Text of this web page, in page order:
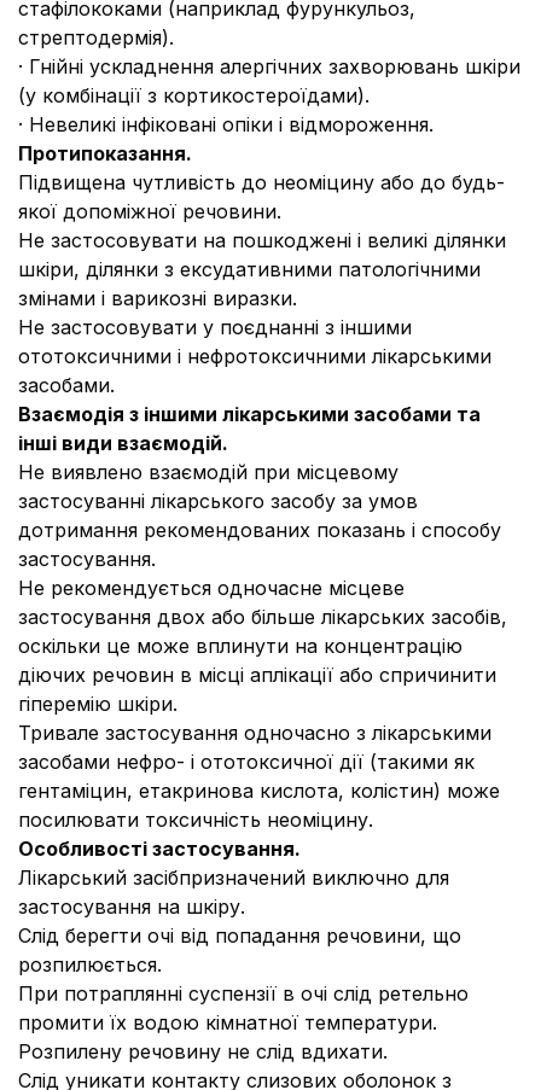
стафілококами (наприклад фурункульоз,
стрептодермія).
· Гнійні ускладнення алергічних захворювань шкіри
(у комбінації з кортикостероїдами).
· Невеликі інфіковані опіки і відмороження.
Протипоказання.
Підвищена чутливість до неоміцину або до будь-
якої допоміжної речовини.
Не застосовувати на пошкоджені і великі ділянки
шкіри, ділянки з ексудативними патологічними
змінами і варикозні виразки.
Не застосовувати у поєднанні з іншими
ототоксичними і нефротоксичними лікарськими
засобами.
Взаємодія з іншими лікарськими засобами та
інші види взаємодій.
Не виявлено взаємодій при місцевому
застосуванні лікарського засобу за умов
дотримання рекомендованих показань і способу
застосування.
Не рекомендується одночасне місцеве
застосування двох або більше лікарських засобів,
оскільки це може вплинути на концентрацію
діючих речовин в місці аплікації або спричинити
гіперемію шкіри.
Тривале застосування одночасно з лікарськими
засобами нефро- і ототоксичної дії (такими як
гентаміцин, етакринова кислота, колістин) може
посилювати токсичність неоміцину.
Особливості застосування.
Лікарський засібпризначений виключно для
застосування на шкіру.
Слід берегти очі від попадання речовини, що
розпилюється.
При потраплянні суспензії в очі слід ретельно
промити їх водою кімнатної температури.
Розпилену речовину не слід вдихати.
Слід уникати контакту слизових оболонок з